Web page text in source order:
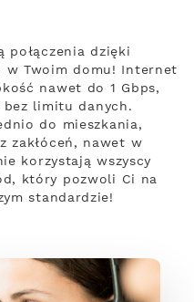
połączenia dzięki
w Twoim domu! Internet
nawet do 1 Gbps,
limitu danych.
do mieszkania,
zakłóceń, nawet w
korzystają wszyscy
który pozwoli Ci na
standardzie!